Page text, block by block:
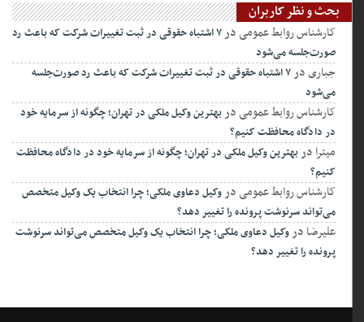
بحث و نظر کاربران
کارشناس روابط عمومیدر ۷ اشتباه حقوقی در ثبت تغییرات شرکت که باعث رد
صورت‌جلسه می‌شود
جباریدر ۷ اشتباه حقوقی در ثبت تغییرات شرکت که باعث رد صورت‌جلسه
می‌شود
کارشناس روابط عمومیدربهترین وکیل ملکی در تهران؛ چگونه از سرمایه خود
در دادگاه محافظت کنیم؟
میترادربهترین وکیل ملکی در تهران؛ چگونه از سرمایه خود در دادگاه محافظت
کنیم؟
کارشناس روابط عمومیدروکیل دعاوی ملکی؛ چرا انتخاب یک وکیل متخصص
می‌تواند سرنوشت پرونده را تغییر دهد؟
علیرضادروکیل دعاوی ملکی؛ چرا انتخاب یک وکیل متخصص می‌تواند سرنوشت
پرونده را تغییر دهد؟